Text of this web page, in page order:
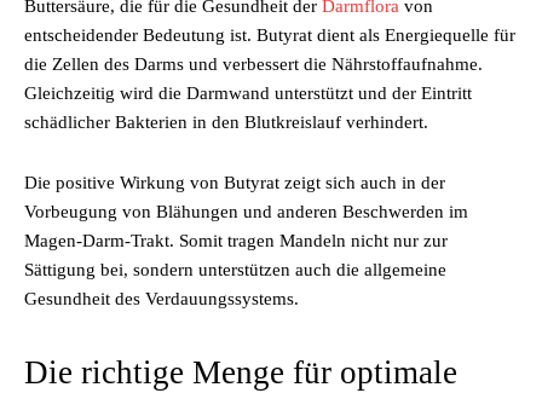
Buttersäure, die für die Gesundheit der Darmflora von
entscheidender Bedeutung ist. Butyrat dient als Energiequelle für
die Zellen des Darms und verbessert die Nährstoffaufnahme.
Gleichzeitig wird die Darmwand unterstützt und der Eintritt
schädlicher Bakterien in den Blutkreislauf verhindert.
Die positive Wirkung von Butyrat zeigt sich auch in der
Vorbeugung von Blähungen und anderen Beschwerden im
Magen-Darm-Trakt. Somit tragen Mandeln nicht nur zur
Sättigung bei, sondern unterstützen auch die allgemeine
Gesundheit des Verdauungssystems.
Die richtige Menge für optimale